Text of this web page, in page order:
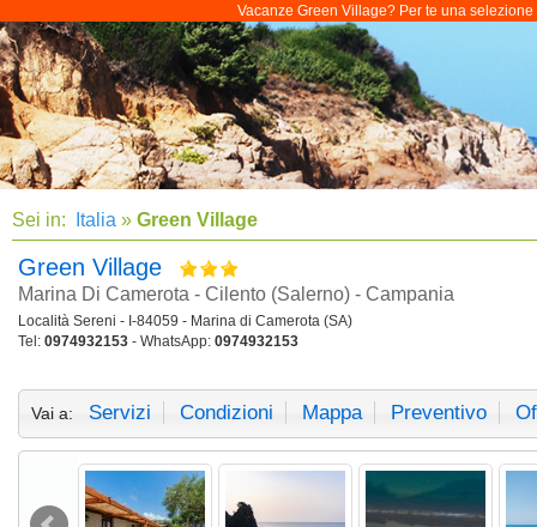
Vacanze Green Village? Per te una
Sei in: Italia » Green Village
Green Village
Marina Di Camerota - Cilento (Salerno) - Campania
Località Sereni - I-84059 - Marina di Camerota (SA)
Tel: 0974932153 - WhatsApp: 0974932153
Vai a: Servizi Condizioni Mappa Preventivo